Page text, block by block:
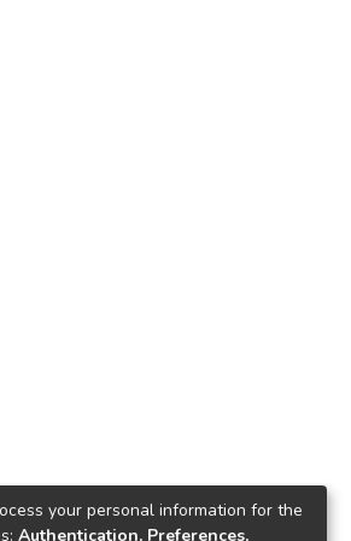
your personal information for the
Authentication, Preferences,